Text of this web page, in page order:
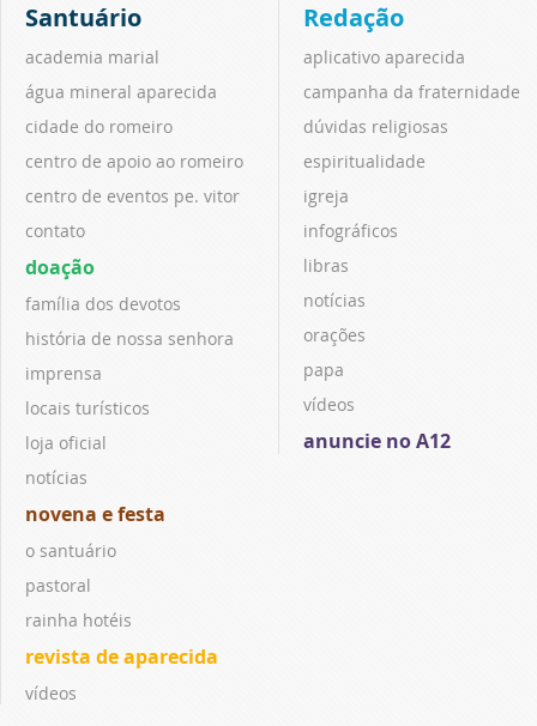
Santuário
academia marial
água mineral aparecida
cidade do romeiro
centro de apoio ao romeiro
centro de eventos pe. vitor
contato
doação
família dos devotos
história de nossa senhora
imprensa
locais turísticos
loja oficial
notícias
novena e festa
o santuário
pastoral
rainha hotéis
revista de aparecida
vídeos
Redação
aplicativo aparecida
campanha da fraternidade
dúvidas religiosas
espiritualidade
igreja
infográficos
libras
notícias
orações
papa
vídeos
anuncie no A12